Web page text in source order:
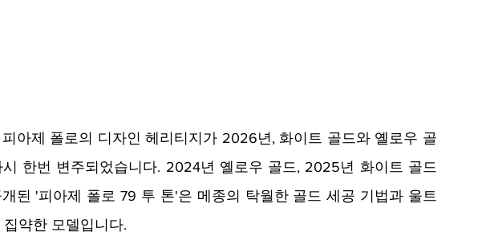
아제 폴로의 디자인 헤리티지가 2026년, 화이트 골드와 옐로우 골
한번 변주되었습니다. 2024년 옐로우 골드, 2025년 화이트 골드
된 '피아제 폴로 79 투 톤'은 메종의 탁월한 골드 세공 기법과 울트
약한 모델입니다.